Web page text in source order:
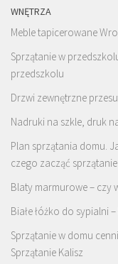
WNĘTRZA
Meble tapicerowane
Sprzątanie w
przedszkolu
Drzwi zewnętrzne
Nadruki na szkle, druk
Plan sprzątania domu.
czego zacząć
Blaty marmurowe – czy
Białe łóżko do sypialni
Sprzątanie w domu
Sprzątanie Kalisz